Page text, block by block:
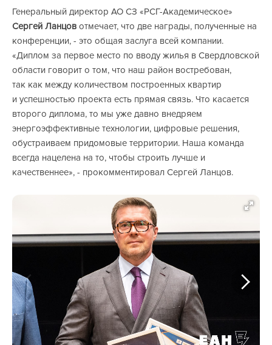
Генеральный директор АО СЗ «РСГ-Академическое»
Сергей Ланцов отмечает, что две награды, полученные на
конференции, - это общая заслуга всей компании.
«Диплом за первое место по вводу жилья в Свердловской
области говорит о том, что наш район востребован,
так как между количеством построенных квартир
и успешностью проекта есть прямая связь. Что касается
второго диплома, то мы уже давно внедряем
энергоэффективные технологии, цифровые решения,
обустраиваем придомовые территории. Наша команда
всегда нацелена на то, чтобы строить лучше и
качественнее», - прокомментировал Сергей Ланцов.